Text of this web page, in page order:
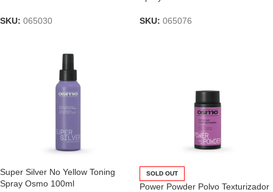
SKU: 065030 SKU: 065076
Super Silver No Yellow Toning
Spray Osmo 100ml
SOLD OUT
Power Powder Polvo Texturizador